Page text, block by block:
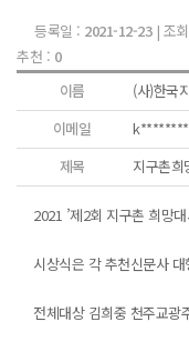
등록일 : 2021-12-23| 조
추천 : 0
이름
(사)한국
이메일
제목
지구촌
2021 ’제2회 지구촌 희망
시상식은 각 추천신문사
전체대상 김희중 천주교광